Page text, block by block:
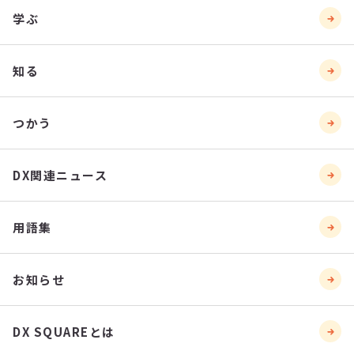
学ぶ
知る
つかう
DX関連ニュース
用語集
お知らせ
DX SQUAREとは